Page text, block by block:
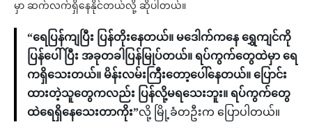
မှာ ဆက်လက်ရှိနေနိုင်တယ်လို့ ဆိုပါတယ်။
“ရေပြန်ကျပြီး ပြန်တိုးနေတယ်။ မဒေါက်ကနေ ရွှေကျင်ကို
ပြန်ပေါ်ပြီး အခုတခါပြန်မြုပ်တယ်။ ရပ်ကွက်တွေထဲမှာ ရေ
ကရှိသေးတယ်။ မိန်းလမ်းကြီးတော့ပေါ်နေတယ်။ ပြောင်း
ထားတဲ့သူတွေကလည်း ပြန်လို့မရသေးဘူး။ ရပ်ကွက်တွေ
ထဲရေရှိနေသေးတာကိုး”လို့ မြို့ခံတဦးက ပြောပါတယ်။